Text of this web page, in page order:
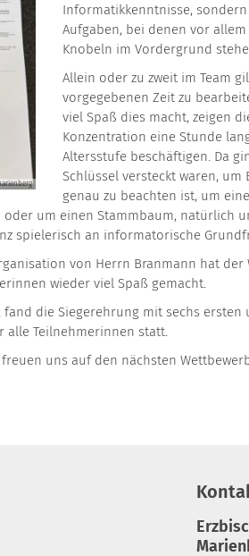
Informatikkenntnisse,
Aufgaben, bei denen vor
Knobeln im Vordergrund
Allein oder zu zweit im Team
vorgegebenen Zeit zu
viel Spaß dies macht, zeigen
Konzentration eine Stunde
Altersstufe beschäftigen. Da
Schlüssel versteckt waren,
genau zu beachten ist, um
um einen Stammbaum, natürlich
spielerisch an informatorische
von Herrn Branmann hat
wieder viel Spaß gemacht.
fand die Siegerehrung mit sechs
alle Teilnehmerinnen statt.
uns auf den nächsten